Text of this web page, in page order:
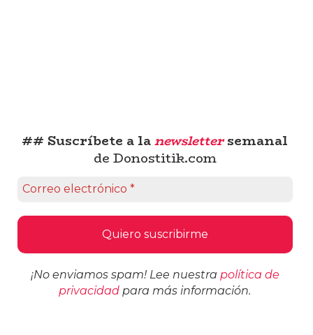
## Suscríbete a lanewslettersemanal
de Donostitik.com
¡No enviamos spam! Lee nuestra política de
privacidad para más información.